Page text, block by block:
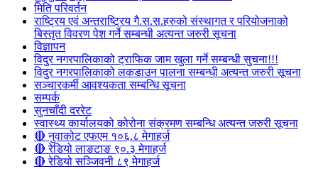
मिति परिवर्तन
राष्ट्रिय एवं अन्तराष्ट्रिय गै.स.स.हरुको संस्थागत र परियोजनाको
बिस्तृत विवरण पेश गर्ने सम्बन्धी अत्यन्त जरुरी सूचना
विज्ञापन
विदुर नगरपालिकाको ट्राफिक जाम खुला गर्ने सम्बन्धी सुचना!!!
विदुर नगरपालिकाको लकडाउन पालना सम्बन्धी अत्यन्त जरुरी सूचना
सञ्चारकर्मी आवश्यकता सम्बन्धि सूचना
सम्पर्क
सुनचाँदी दररेट
स्वास्थ्य कार्यालयको कोरोना संक्रमण सम्बन्धि अत्यन्त जरुरी सूचना
🔴 नुवाकोट एफएम १०६.८ मेगाहर्ज
🔴 रेडियो लाङटाङ ९०.३ मेगाहर्ज
🔴 रेडियो सञ्जिवनी ८९ मेगाहर्ज